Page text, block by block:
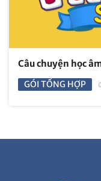
Câu chuyện học
GÓI TỔNG HỢP